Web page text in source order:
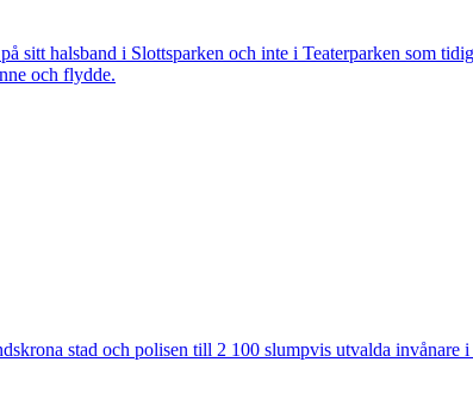
halsband i Slottsparken och inte i Teaterparken som
och flydde.
stad och polisen till 2 100 slumpvis utvalda invånare